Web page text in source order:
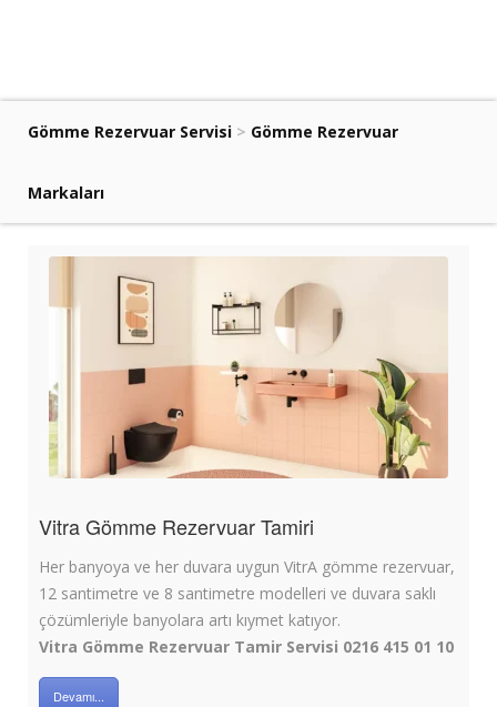
Gömme Rezervuar Servisi > Gömme Rezervuar
Markaları
Vitra Gömme Rezervuar Tamiri
Her banyoya ve her duvara uygun VitrA gömme rezervuar,
12 santimetre ve 8 santimetre modelleri ve duvara saklı
çözümleriyle banyolara artı kıymet katıyor.
Vitra Gömme Rezervuar Tamir Servisi 0216 415 01 10
Devamı...